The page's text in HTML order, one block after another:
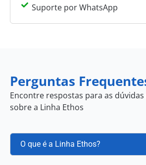
Suporte por WhatsApp
Perguntas
Encontre respostas para as
sobre a Linha Ethos
O que é a Linha Ethos?